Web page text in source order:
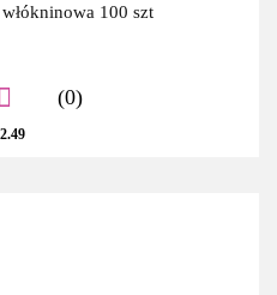
100 szt
(0)